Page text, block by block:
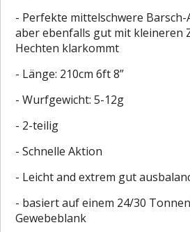
- Perfekte mittelschwere
aber ebenfalls gut mit kleineren
Hechten klarkommt
- Länge: 210cm 6ft 8”
- Wurfgewicht: 5-12g
- 2-teilig
- Schnelle Aktion
- Leicht and extrem gut
- basiert auf einem 24/30
Gewebeblank